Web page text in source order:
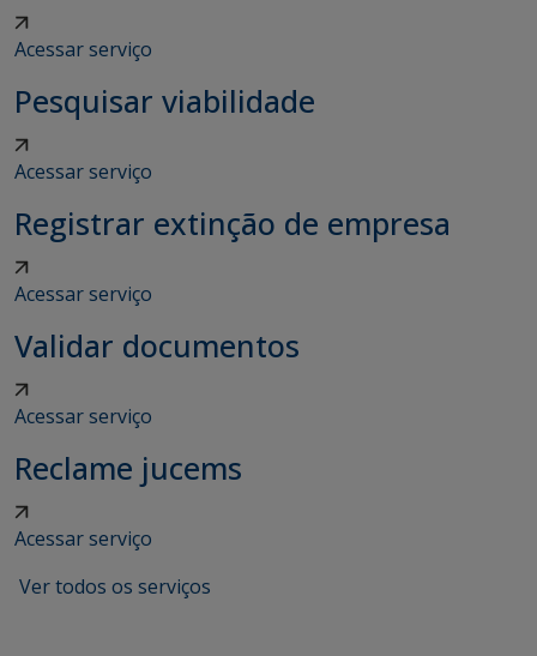
Acessar serviço
Pesquisar viabilidade
Acessar serviço
Registrar extinção de empresa
Acessar serviço
Validar documentos
Acessar serviço
Reclame jucems
Acessar serviço
Ver todos os serviços